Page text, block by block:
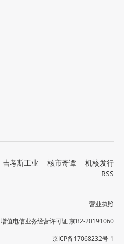
吉考斯工业 核市奇谭
机核发行
RSS
营业执照
增值电信业务经营许可证 京B2-20191060
京ICP备17068232号-1